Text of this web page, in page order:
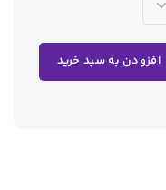
افزودن به سبد خرید